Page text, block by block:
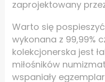
zaprojektowany
Warto się
wykonana z 99,99%
kolekcjonerska jest
miłośników
wspaniały